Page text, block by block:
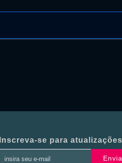
Inscreva-se para atualizações